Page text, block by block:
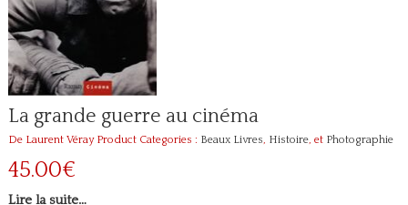
La grande guerre au cinéma
De Laurent VérayProduct Categories : Beaux Livres, Histoire, et Photographie
45.00€
Lire la suite…